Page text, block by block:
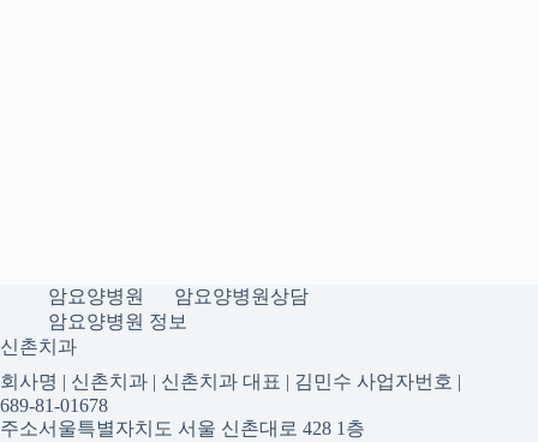
암요양병원
암요양병원상담
암요양병원 정보
신촌치과
회사명 | 신촌치과 | 신촌치과 대표 | 김민수 사업자번호 |
689-81-01678
주소서울특별자치도 서울 신촌대로 428 1층